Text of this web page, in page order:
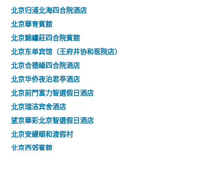
北京归浦北海四合院酒店
北京華育賓館
北京錦繡莊四合院賓館
北京东单宾馆（王府井协和医院店）
北京合德緣四合院酒店
北京华侨夜泊君亭酒店
北京前門富力智選假日酒店
北京瑞洁宾舍酒店
望京華彩北京智選假日酒店
北京安縵頤和渡假村
北京西郊賓館